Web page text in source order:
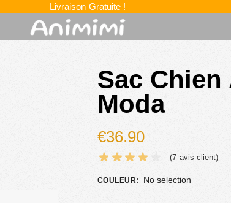
Livraison Gratuite !
Sac Chien
Moda
€36.90
(7 avis client)
COULEUR: No selection